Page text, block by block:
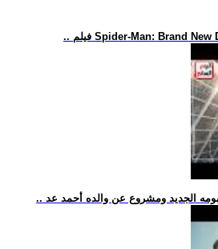
الجديد ومشروع عن والده أحمد عد